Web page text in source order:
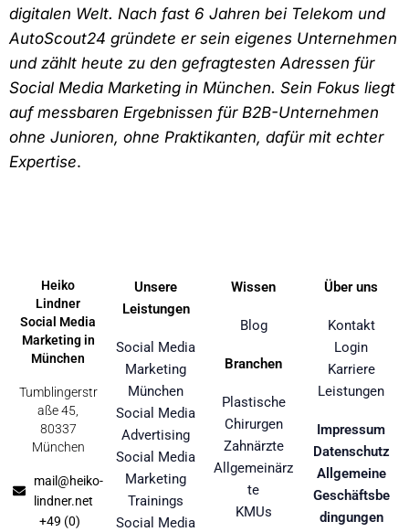
digitalen Welt. Nach fast 6 Jahren bei Telekom und
AutoScout24 gründete er sein eigenes Unternehmen
und zählt heute zu den gefragtesten Adressen für
Social Media Marketing in München. Sein Fokus liegt
auf messbaren Ergebnissen für B2B-Unternehmen
ohne Junioren, ohne Praktikanten, dafür mit echter
Expertise.
Heiko
Lindner
Social Media
Marketing in
München
Tumblingerstr
aße 45,
80337
München
mail@heiko-
lindner.net
+49 (0)
Unsere
Leistungen
Social Media
Marketing
München
Social Media
Advertising
Social Media
Marketing
Trainings
Social Media
Wissen
Blog
Branchen
Plastische
Chirurgen
Zahnärzte
Allgemeinärz
te
KMUs
Über uns
Kontakt
Login
Karriere
Leistungen
Impressum
Datenschutz
Allgemeine
Geschäftsbe
dingungen